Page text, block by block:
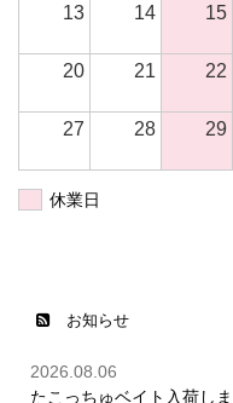
13 14 15
20 21 22
27 28 29
休業日
お知らせ
2026.08.06
たこっちゅベイト入荷し